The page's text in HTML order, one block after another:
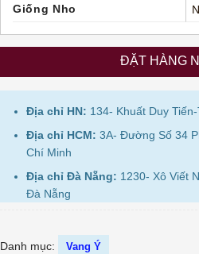
Giống Nho
ĐẶT HÀNG
Địa chỉ HN: 134- Khuất Duy
Địa chỉ HCM: 3A- Đường Số 34
Chí Minh
Địa chỉ Đà Nẵng: 1230- Xô Viết
Đà Nẵng
Danh mục: Vang Ý